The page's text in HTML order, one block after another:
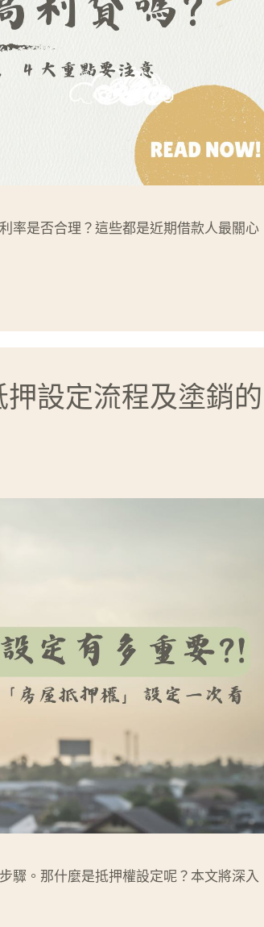
率是否合理？這些都是近期借款人最關心
設定流程及塗銷的
驟。那什麼是抵押權設定呢？本文將深入